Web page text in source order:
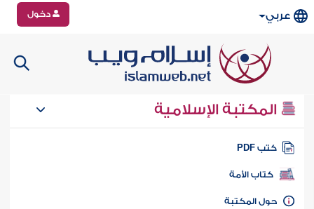
عربي دخول
المكتبة الإسلامية
كتب PDF
كتاب الأمة